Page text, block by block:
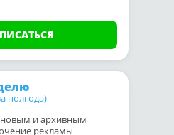
полгода)
новым и архивным
рекламы